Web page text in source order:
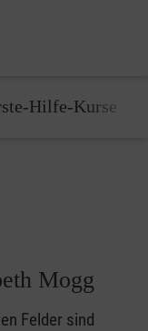
Hilfe-Kurse
Mogg
Felder sind